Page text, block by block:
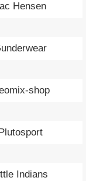
Hensen
shop
Plutosport
Indians